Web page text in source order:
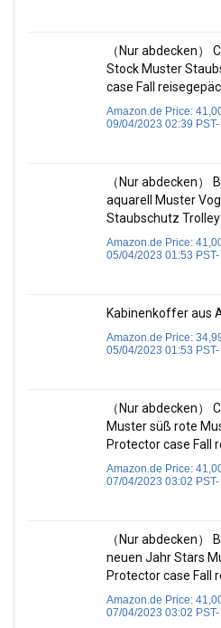
（Nur abdecken）
Stock Muster
case Fall
Amazon.de Price:
09/04/2023 02:39 PST-
（Nur abdecken）
aquarell Muster
Staubschutz Trolley
Amazon.de Price:
05/04/2023 01:53 PST-
Kabinenkoffer aus
Amazon.de Price:
05/04/2023 01:53 PST-
（Nur abdecken）
Muster süß rote
Protector case Fall
Amazon.de Price:
07/04/2023 03:02 PST-
（Nur abdecken）
neuen Jahr Stars
Protector case Fall
Amazon.de Price:
07/04/2023 03:02 PST-